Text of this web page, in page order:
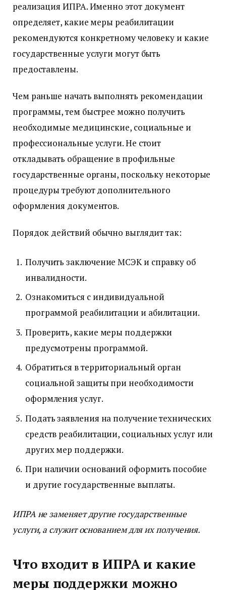
реализация ИПРА. Именно этот документ
определяет, какие меры реабилитации
рекомендуются конкретному человеку и какие
государственные услуги могут быть
предоставлены.
Чем раньше начать выполнять рекомендации
программы, тем быстрее можно получить
необходимые медицинские, социальные и
профессиональные услуги. Не стоит
откладывать обращение в профильные
государственные органы, поскольку некоторые
процедуры требуют дополнительного
оформления документов.
Порядок действий обычно выглядит так:
Получить заключение МСЭК и справку об
инвалидности.
Ознакомиться с индивидуальной
программой реабилитации и абилитации.
Проверить, какие меры поддержки
предусмотрены программой.
Обратиться в территориальный орган
социальной защиты при необходимости
оформления услуг.
Подать заявления на получение технических
средств реабилитации, социальных услуг или
других мер поддержки.
При наличии оснований оформить пособие
и другие государственные выплаты.
ИПРА не заменяет другие государственные
услуги, а служит основанием для их получения.
Что входит в ИПРА и какие
меры поддержки можно